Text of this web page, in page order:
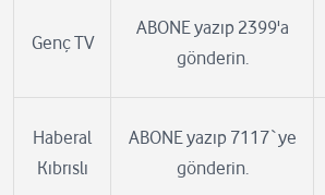
Genç TV
ABONE yazıp 2399'a
gönderin.
Haberal
Kıbrıslı
ABONE yazıp 7117`ye
gönderin.